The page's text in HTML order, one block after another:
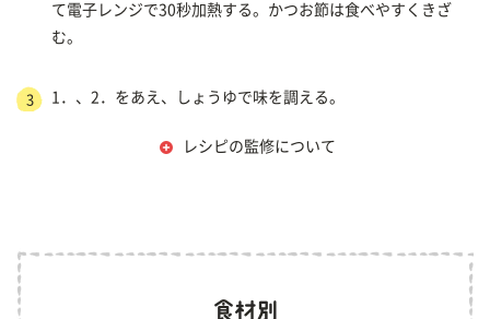
て電子レンジで30秒加熱する。かつお節は食べやすくきざ
む。
3 1．、2．をあえ、しょうゆで味を調える。
レシピの監修について